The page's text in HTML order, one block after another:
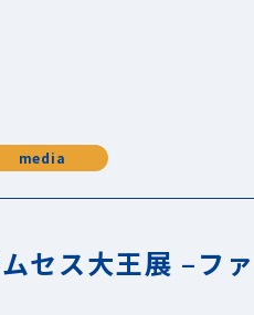
media
ムセス大王展 –フ